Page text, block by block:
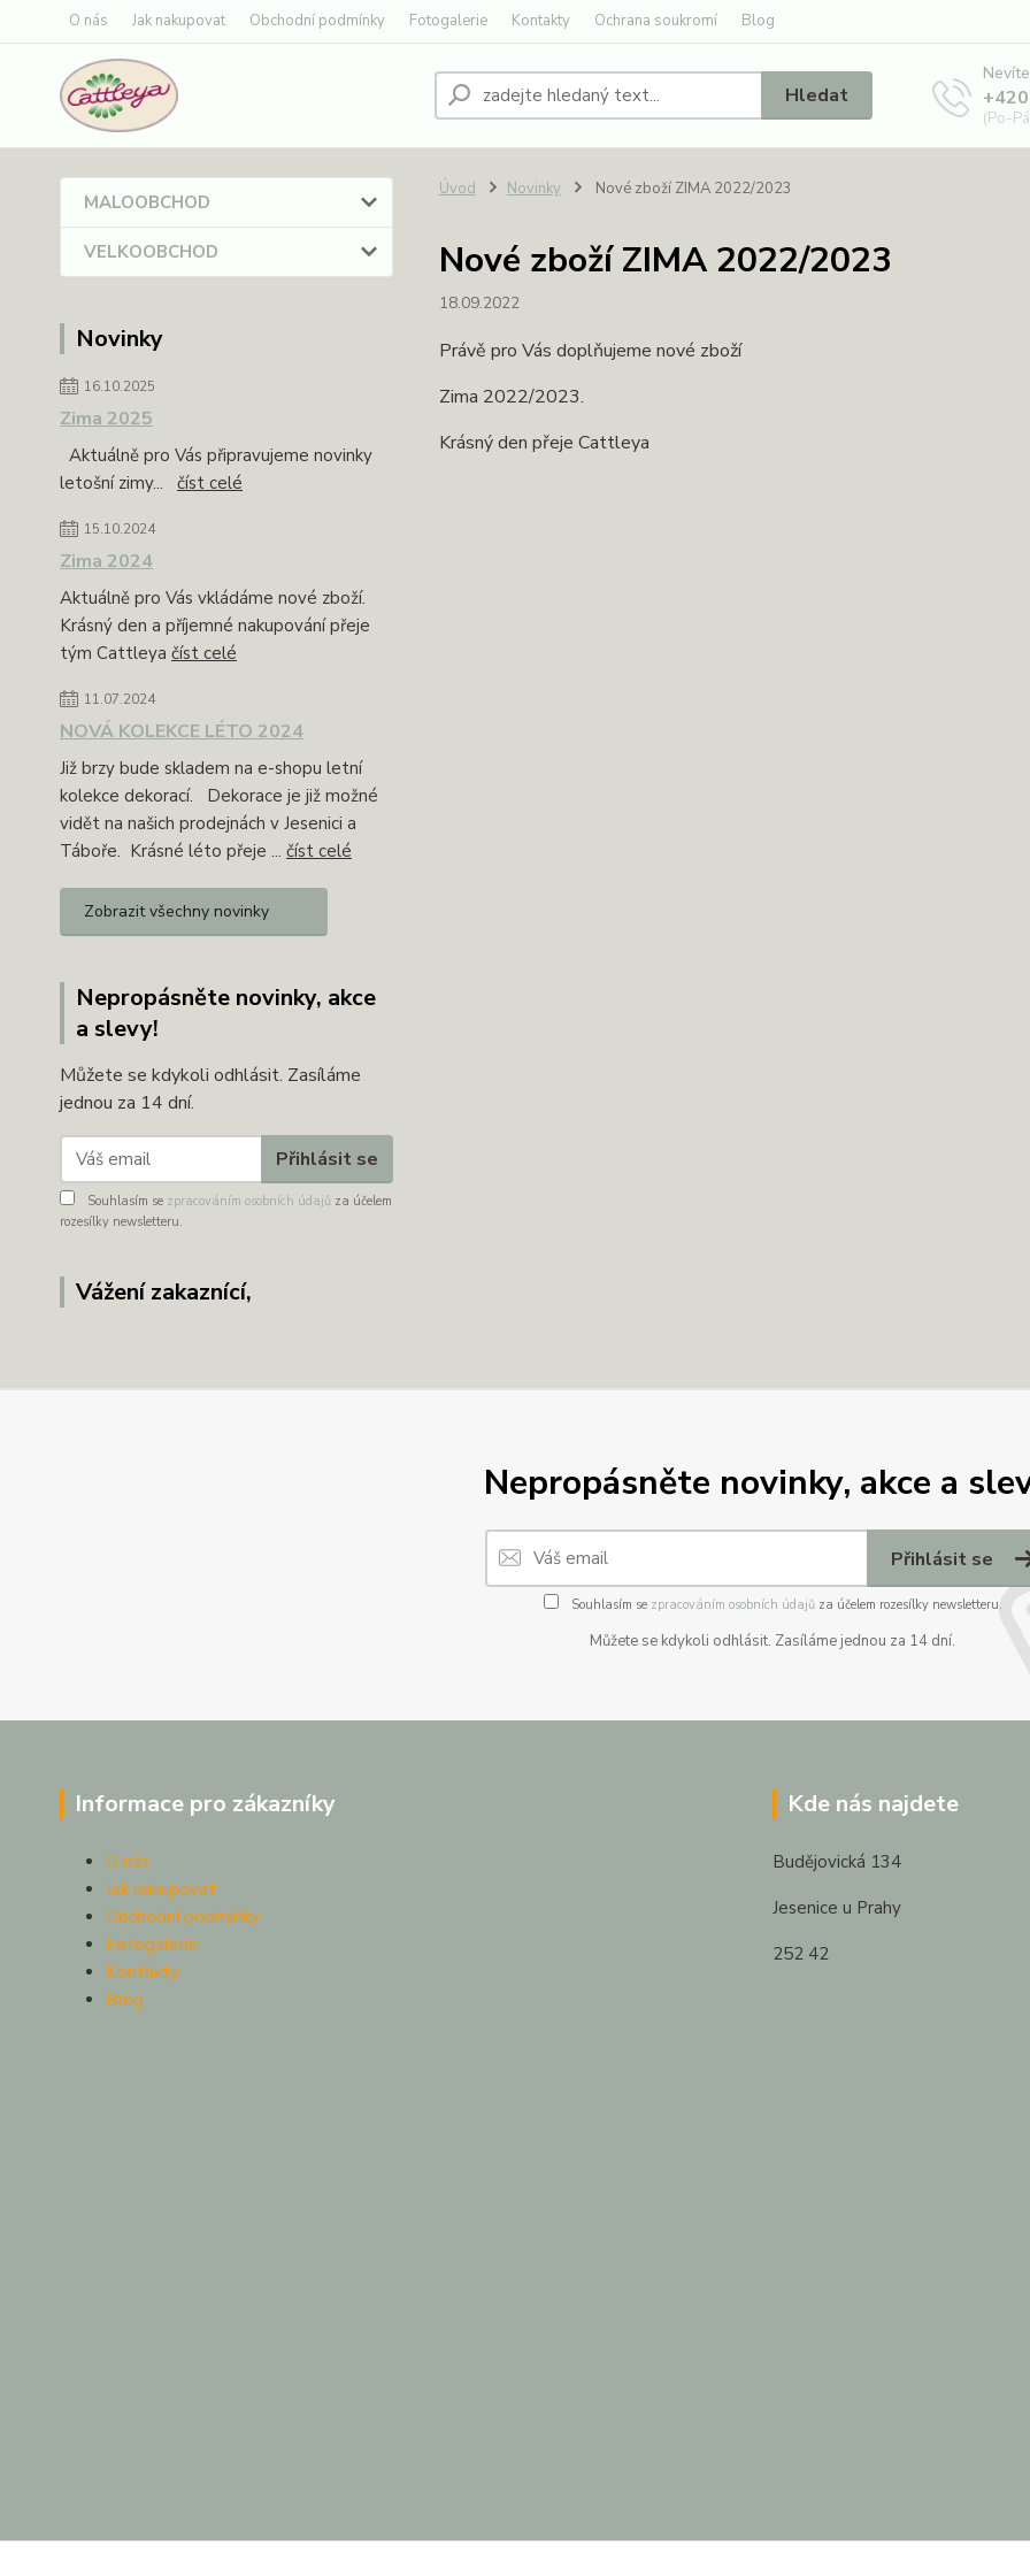
O nás Jak nakupovat Obchodní podmínky Fotogalerie Kontakty Ochrana soukromí Blog
Hledat
(Po-
MALOOBCHOD
VELKOOBCHOD
Novinky
16.10.2025
Zima 2025
Aktuálně pro Vás připravujeme novinky
letošní zimy... číst celé
15.10.2024
Zima 2024
Aktuálně pro Vás vkládáme nové zboží.
Krásný den a příjemné nakupování přeje
tým Cattleya číst celé
11.07.2024
NOVÁ KOLEKCE LÉTO 2024
Již brzy bude skladem na e-shopu letní
kolekce dekorací. Dekorace je již možné
vidět na našich prodejnách v Jesenici a
Táboře. Krásné léto přeje ... číst celé
Zobrazit všechny novinky
Nepropásněte novinky, akce
a slevy!
Můžete se kdykoli odhlásit. Zasíláme
jednou za 14 dní.
Přihlásit se
Souhlasím se zpracováním osobních údajů za účelem
rozesílky newsletteru.
Vážení zakaznící,
Úvod Novinky Nové zboží ZIMA 2022/2023
Nové zboží ZIMA 2022/2023
18.09.2022
Právě pro Vás doplňujeme nové zboží
Zima 2022/2023.
Krásný den přeje Cattleya
Nepropásněte novinky, akce a
Přihlásit se
Souhlasím se zpracováním osobních údajůza účelem rozesílky newsletteru.
Můžete se kdykoli odhlásit. Zasíláme jednou za 14 dní.
Informace pro zákazníky
O nás
Jak nakupovat
Obchodní podmínky
Fotogalerie
Kontakty
Blog
Kde nás najdete
Budějovická 134
Jesenice u Prahy
252 42